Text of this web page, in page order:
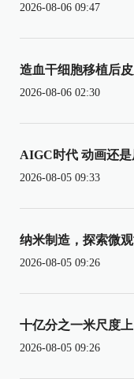
2026-08-06 09:47
造血干细胞移植后
2026-08-06 02:30
AIGC时代 动画还
2026-08-05 09:33
纳米制造，探索微
2026-08-05 09:26
十亿分之一米尺度
2026-08-05 09:26